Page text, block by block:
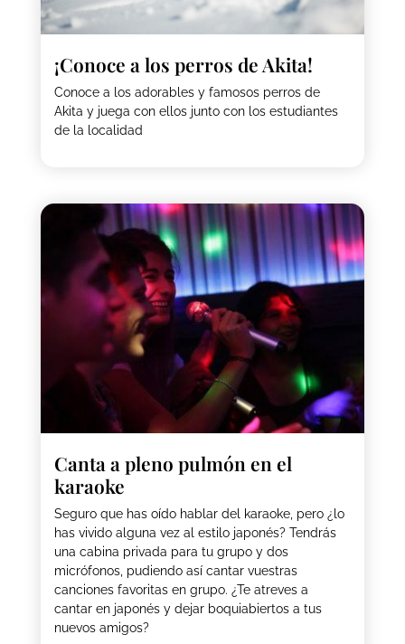
¡Conoce a los perros de Akita!
Conoce a los adorables y famosos perros de
Akita y juega con ellos junto con los estudiantes
de la localidad
Canta a pleno pulmón en el
karaoke
Seguro que has oído hablar del karaoke, pero ¿lo
has vivido alguna vez al estilo japonés? Tendrás
una cabina privada para tu grupo y dos
micrófonos, pudiendo así cantar vuestras
canciones favoritas en grupo. ¿Te atreves a
cantar en japonés y dejar boquiabiertos a tus
nuevos amigos?